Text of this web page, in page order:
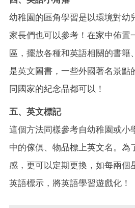
幼稚園的區角學習是以環境對幼
家長們也可以參考！在家中佈置
區，擺放各種和英語相關的書籍
是英文圖書，一些外國著名景點
同國家的紀念品都可以！
五、英文標記
這個方法同樣參考自幼稚園或小
中的傢俱、物品標上英文名。為
感，更可以定期更換，如每兩個
英語標示，將英語學習遊戲化！